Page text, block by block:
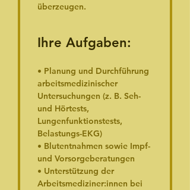
überzeugen.
Ihre Aufgaben:
• Planung und Durchführung
arbeitsmedizinischer
Untersuchungen (z. B. Seh-
und Hörtests,
Lungenfunktionstests,
Belastungs-EKG)
• Blutentnahmen sowie Impf-
und Vorsorgeberatungen
• Unterstützung der
Arbeitsmediziner:innen bei